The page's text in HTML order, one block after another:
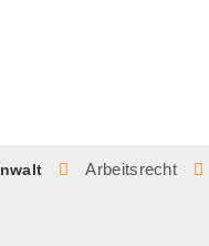
Arbeitsrecht